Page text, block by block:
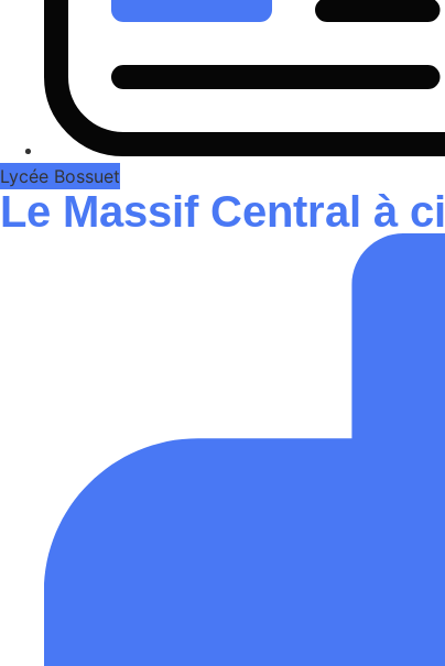
Lycée Bossuet
Le Massif Central à